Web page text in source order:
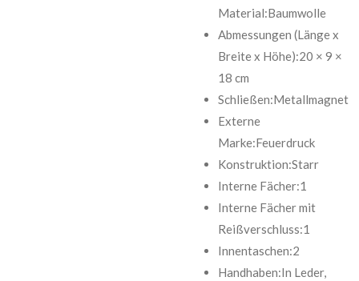
Material:Baumwolle
Abmessungen (Länge x
Breite x Höhe):20 × 9 ×
18 cm
Schließen:Metallmagnet
Externe
Marke:Feuerdruck
Konstruktion:Starr
Interne Fächer:1
Interne Fächer mit
Reißverschluss:1
Innentaschen:2
Handhaben:In Leder,